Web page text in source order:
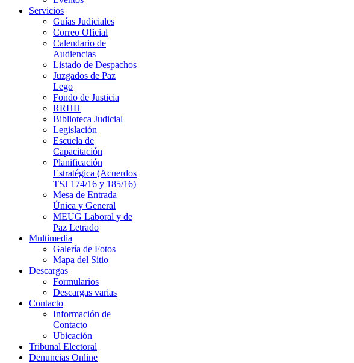
Servicios
Guías Judiciales
Correo Oficial
Calendario de
Audiencias
Listado de Despachos
Juzgados de Paz
Lego
Fondo de Justicia
RRHH
Biblioteca Judicial
Legislación
Escuela de
Capacitación
Planificación
Estratégica (Acuerdos
TSJ 174/16 y 185/16)
Mesa de Entrada
Única y General
MEUG Laboral y de
Paz Letrado
Multimedia
Galería de Fotos
Mapa del Sitio
Descargas
Formularios
Descargas varias
Contacto
Información de
Contacto
Ubicación
Tribunal Electoral
Denuncias Online